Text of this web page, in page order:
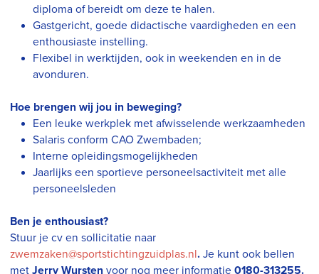
diploma of bereidt om deze te halen.
Gastgericht, goede didactische vaardigheden en een
enthousiaste instelling.
Flexibel in werktijden, ook in weekenden en in de
avonduren.
Hoe brengen wij jou in beweging?
Een leuke werkplek met afwisselende werkzaamheden
Salaris conform CAO Zwembaden;
Interne opleidingsmogelijkheden
Jaarlijks een sportieve personeelsactiviteit met alle
personeelsleden
Ben je enthousiast?
Stuur je cv en sollicitatie naar
zwemzaken@sportstichtingzuidplas.nl. Je kunt ook bellen
met Jerry Wursten voor nog meer informatie 0180-313255.